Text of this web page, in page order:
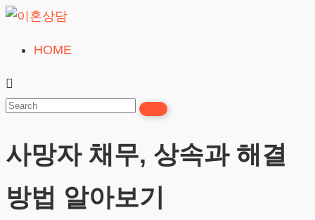
Skip
content
혼
상
24시간365일
HOME
사망자 채무, 상속과 해결
방법 알아보기